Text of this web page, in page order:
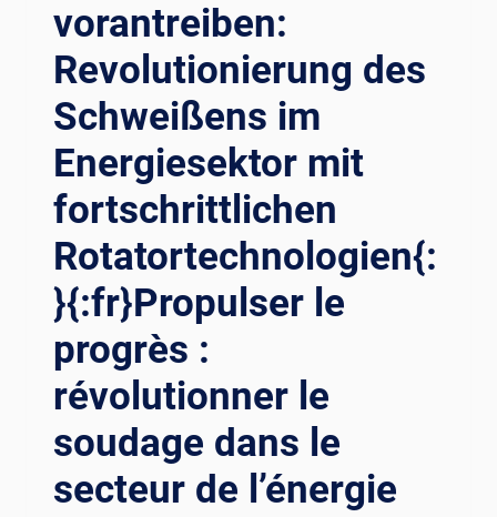
OGRÈS DA
TE
CHNOLOGIE DE
S RO
TATEURS DE
SO
UDAGE{:}{:
RU}РЕ
ВОЛЮЦИЯ В
АРКЕ ВЕ
ТРЯНЫХ БА
ШЕН: ДО
СТИЖЕНИЯ В
ТЕ
ХНОЛОГИИ СВ
АРОЧНОГО ВР
АЩАТЕЛЯ{:}{:
AR}إح
vorantreiben:
Revolutionierung des
Schweißens im
Energiesektor mit
fortschrittlichen
Rotatortechnologien{:
}{:fr}Propulser le
progrès :
révolutionner le
soudage dans le
secteur de l’énergie